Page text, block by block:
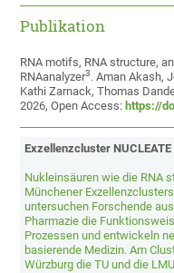
Publikation
RNA motifs, RNA structure,
RNAanalyzer3. Aman Akash,
Kathi Zarnack, Thomas
2026, Open Access: https://
Exzellenzcluster NUCLEATE
Nukleinsäuren wie die RNA
Münchener
untersuchen Forschende
Pharmazie die
Prozessen und entwickeln
basierende Medizin. Am
Würzburg die TU und die